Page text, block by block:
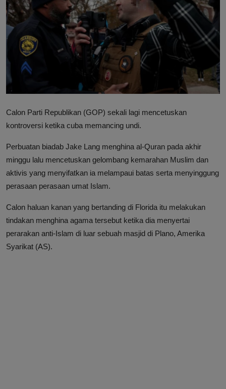
Hubungi Kami
Calon Parti Republikan (GOP) sekali lagi mencetuskan
kontroversi ketika cuba memancing undi.
Perbuatan biadab Jake Lang menghina al-Quran pada akhir
minggu lalu mencetuskan gelombang kemarahan Muslim dan
aktivis yang menyifatkan ia melampaui batas serta menyinggung
perasaan perasaan umat Islam.
Calon haluan kanan yang bertanding di Florida itu melakukan
tindakan menghina agama tersebut ketika dia menyertai
perarakan anti-Islam di luar sebuah masjid di Plano, Amerika
Syarikat (AS).